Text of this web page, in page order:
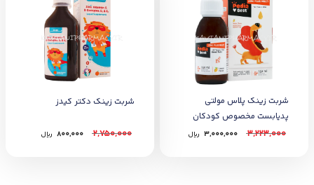
شربت زینک پلاس مولتی
پدیابست مخصوص کودکان
150 میل
3,223,000
3,000,000 ﷼
شربت زینک دکتر کیدز
2,750,000
800,000 ﷼